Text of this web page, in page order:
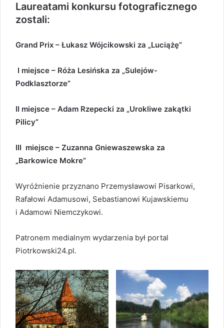
Laureatami konkursu fotograficznego
zostali:
Grand Prix – Łukasz Wójcikowski za „Luciążę”
I miejsce – Róża Lesińska za „Sulejów-
Podklasztorze”
II miejsce – Adam Rzepecki za „Urokliwe zakątki
Pilicy”
III miejsce – Zuzanna Gniewaszewska za
„Barkowice Mokre”
Wyróżnienie przyznano Przemysławowi Pisarkowi,
Rafałowi Adamusowi, Sebastianowi Kujawskiemu
i Adamowi Niemczykowi.
Patronem medialnym wydarzenia był portal
Piotrkowski24.pl.